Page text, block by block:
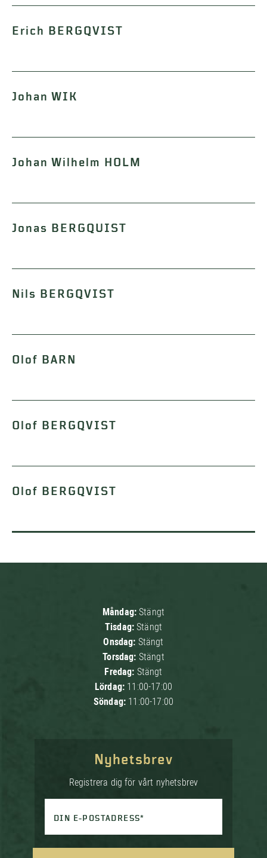
Erich BERGQVIST
Johan WIK
Johan Wilhelm HOLM
Jonas BERGQUIST
Nils BERGQVIST
Olof BARN
Olof BERGQVIST
Olof BERGQVIST
Måndag:Stängt
Tisdag:Stängt
Onsdag: Stängt
Torsdag: Stängt
Fredag: Stängt
Lördag: 11:00-17:00
Söndag: 11:00-17:00
Nyhetsbrev
Registrera dig för vårt nyhetsbrev
DIN E-POSTADRESS*